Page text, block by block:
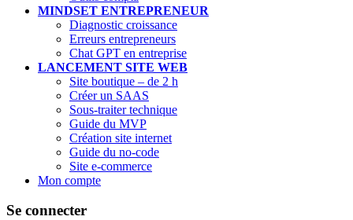
MINDSET ENTREPRENEUR
Diagnostic croissance
Erreurs entrepreneurs
Chat GPT en entreprise
LANCEMENT SITE WEB
Site boutique – de 2 h
Créer un SAAS
Sous-traiter technique
Guide du MVP
Création site internet
Guide du no-code
Site e-commerce
Mon compte
Se connecter